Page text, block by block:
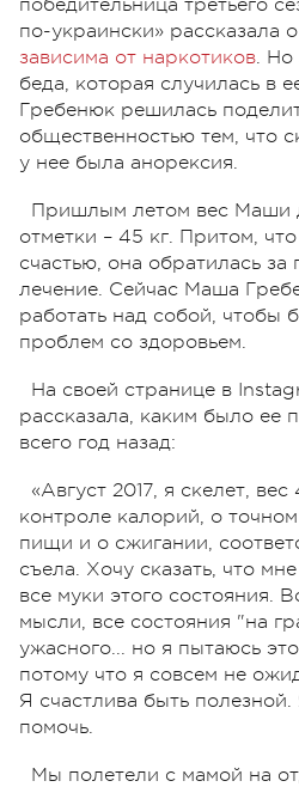
победительница третьего
по-украински» рассказала
зависима от наркотиков. Но
беда, которая случилась в
Гребенюк решилась
общественностью тем, что
у нее была анорексия.
Пришлым летом вес Маши
отметки – 45 кг. Притом,
счастью, она обратилась
лечение. Сейчас Маша
работать над собой, чтобы
проблем со здоровьем.
На своей странице в
рассказала, каким было ее
всего год назад:
«Август 2017, я скелет,
контроле калорий, о
пищи и о сжигании,
съела. Хочу сказать, что
все муки этого состояния.
мысли, все состояния "на
ужасного... но я пытаюсь
потому что я совсем не
Я счастлива быть
помочь.
Мы полетели с мамой на